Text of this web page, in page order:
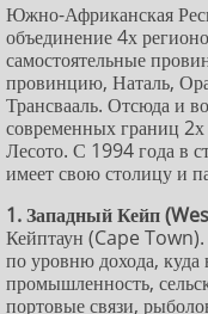
Южно-Африканская
объединение 4х
самостоятельные
провинцию, Наталь,
Трансвааль. Отсюда и
современных границ 2х
Лесото. С 1994 года в
имеет свою столицу и
1. Западный Кейп
Кейптаун (Cape Town).
по уровню дохода, куда
промышленность,
портовые связи,